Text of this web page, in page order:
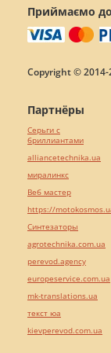
Приймаємо
Copyright ©
Партнёры
Серьги с
бриллиантами
alliancetechnika.ua
миралинкс
Веб мастер
https://
Синтезаторы
agrotechnika.com.ua
perevod.agency
europeservice.com.ua
mk-translations.ua
текст юа
kievperevod.com.ua